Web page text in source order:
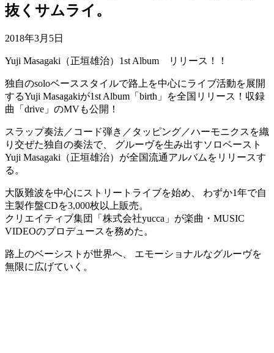
抜くサムライ。
2018年3月5日
Yuji Masagaki（正垣雄治）1st Album リリース！！
独自のsoloベーススタイルで路上を中心にライブ活動を展開
するYuji Masagakiが1st Album「birth」を全国リリース！収録
曲「drive」のMVも公開！
スラップ奏法／コード弾き／タッピング／ハーモニクスを織
り交ぜた独自の奏法で、 グルーヴを生み出すソロベースト
Yuji Masagaki（正垣雄治）が全国流通アルバムをリリースす
る。
大阪難波を中心にストリートライブを始め、 わずか1年で自
主製作盤CDを3,000枚以上販売。
クリエイティブ集団「株式会社yucca」が楽曲・MUSIC
VIDEOのプロデュースを務めた。
路上のベーシストが世界へ、 エモーショナルなグルーヴを
無限に広げていく。